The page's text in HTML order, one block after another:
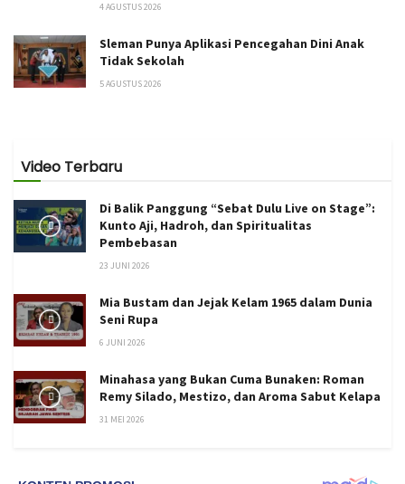
4 AGUSTUS 2026
Sleman Punya Aplikasi Pencegahan Dini Anak
Tidak Sekolah
5 AGUSTUS 2026
Video Terbaru
Di Balik Panggung “Sebat Dulu Live on Stage”:
Kunto Aji, Hadroh, dan Spiritualitas
Pembebasan
23 JUNI 2026
Mia Bustam dan Jejak Kelam 1965 dalam Dunia
Seni Rupa
6 JUNI 2026
Minahasa yang Bukan Cuma Bunaken: Roman
Remy Silado, Mestizo, dan Aroma Sabut Kelapa
31 MEI 2026